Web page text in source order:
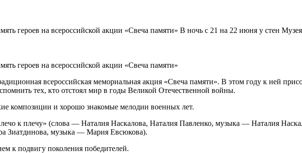
героев на всероссийской акции «Свеча памяти» В ночь с 21 на 22 июня у стен
героев на всероссийской акции «Свеча памяти»
всероссийская мемориальная акция «Свеча памяти». В этом году к ней
тех, кто отстоял мир в годы Великой Отечественной войны.
композиции и хорошо знакомые мелодии военных лет.
к плечу» (слова — Наталия Наскалова, Наталия Павленко, музыка — Наталия
Зиатдинова, музыка — Мария Евсюкова).
к подвигу поколения победителей.